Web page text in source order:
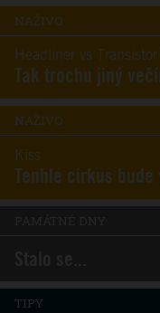
NAŽIVO
Headliner vs
Tak trochu jiný
NAŽIVO
Kiss
Tenhle cirkus
TIPY